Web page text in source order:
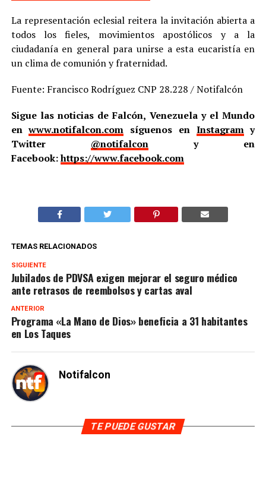
La representación eclesial reitera la invitación abierta a
todos los fieles, movimientos apostólicos y a la
ciudadanía en general para unirse a esta eucaristía en
un clima de comunión y fraternidad.
Fuente: Francisco Rodríguez CNP 28.228 / Notifalcón
Sigue las noticias de Falcón, Venezuela y el Mundo
enwww.notifalcon.com síguenos en Instagramy
Twitter @notifalcony en
Facebook:https://www.facebook.com
TEMAS RELACIONADOS
SIGUIENTE
Jubilados de PDVSA exigen mejorar el seguro médico
ante retrasos de reembolsos y cartas aval
ANTERIOR
Programa «La Mano de Dios» beneficia a 31 habitantes
en Los Taques
Notifalcon
TE PUEDE GUSTAR